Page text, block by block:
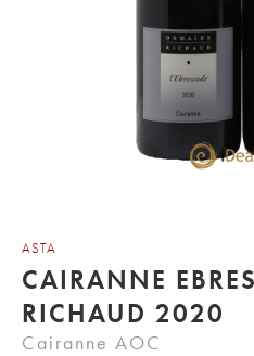
ASTA
CAIRANNE
RICHAUD 2020
Cairanne AOC